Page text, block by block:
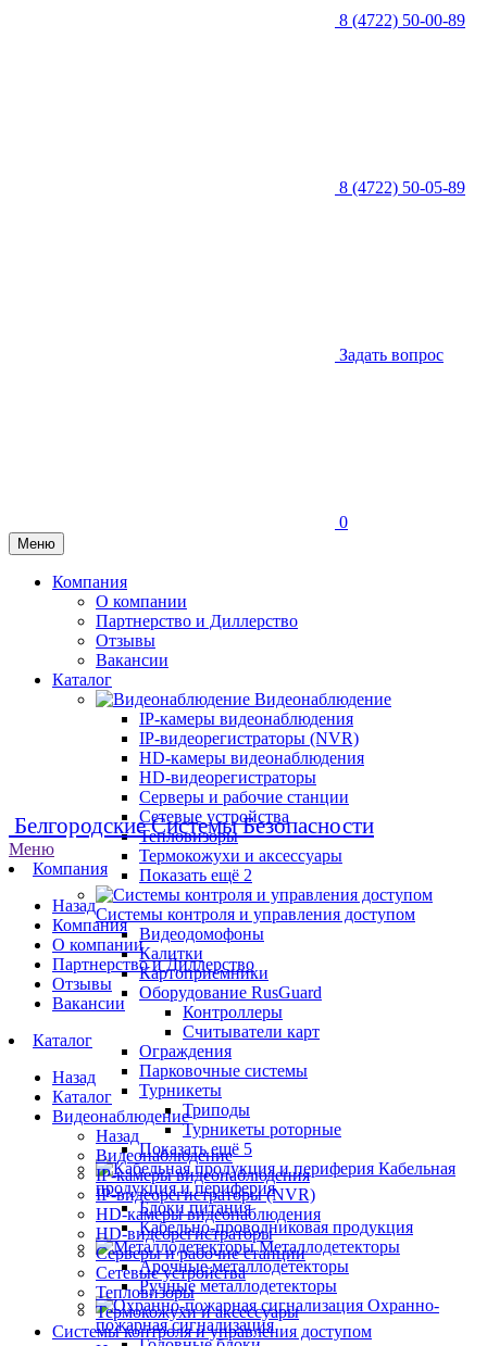
8 (4722) 50-00-89
8 (4722) 50-05-89
Задать вопрос
0
Меню
Компания
О компании
Партнерство и Диллерство
Отзывы
Вакансии
Каталог
Видеонаблюдение
IP-камеры видеонаблюдения
IP-видеорегистраторы (NVR)
HD-камеры видеонаблюдения
HD-видеорегистраторы
Серверы и рабочие станции
Сетевые устройства
Тепловизоры
Термокожухи и аксессуары
Показать ещё 2
Системы контроля и управления доступом
Видеодомофоны
Калитки
Картоприемники
Оборудование RusGuard
Контроллеры
Считыватели карт
Ограждения
Парковочные системы
Турникеты
Триподы
Турникеты роторные
Показать ещё 5
Кабельная
продукция и периферия
Блоки питания
Кабельно-проводниковая продукция
Металлодетекторы
Арочные металлодетекторы
Ручные металлодетекторы
Охранно-
пожарная сигнализация
Белгородские Системы Безопасности
Меню
Компания
Назад
Компания
О компании
Партнерство и Диллерство
Отзывы
Вакансии
Каталог
Назад
Каталог
Видеонаблюдение
Назад
Видеонаблюдение
IP-камеры видеонаблюдения
IP-видеорегистраторы (NVR)
HD-камеры видеонаблюдения
HD-видеорегистраторы
Серверы и рабочие станции
Сетевые устройства
Тепловизоры
Термокожухи и аксессуары
Системы контроля и управления доступом